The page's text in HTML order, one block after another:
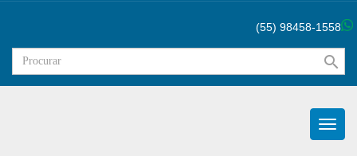
(55) 98458-1558
search
Menu